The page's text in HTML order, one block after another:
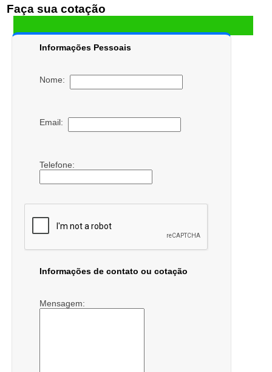
Faça sua cotação
Informações Pessoais
Nome:
Email:
Telefone:
Informações de contato ou cotação
Mensagem: